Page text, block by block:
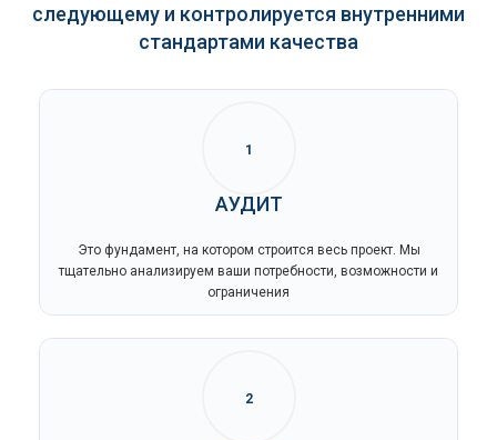
следующему и контролируется внутренними
стандартами качества
1
АУДИТ
Это фундамент, на котором строится весь проект. Мы
тщательно анализируем ваши потребности, возможности и
ограничения
2